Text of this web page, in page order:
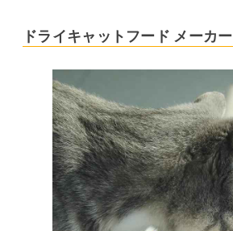
ドライキャットフード メーカー